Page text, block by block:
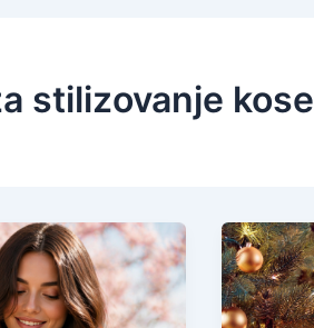
stilizovanje kose